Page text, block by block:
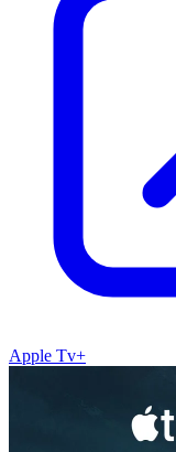
Apple Tv+